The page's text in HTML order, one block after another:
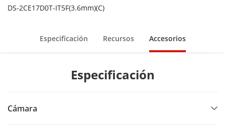
DS-2CE17D0T-IT5F(3.6mm)(C)
Especificación Recursos Accesorios
Especificación
Cámara